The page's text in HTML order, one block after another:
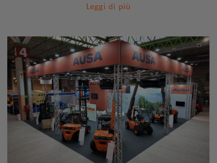
Leggi di più